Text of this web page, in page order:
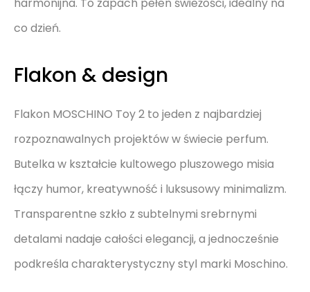
co dzień.
Flakon & design
Flakon MOSCHINO Toy 2 to jeden z najbardziej
rozpoznawalnych projektów w świecie perfum.
Butelka w kształcie kultowego pluszowego misia
łączy humor, kreatywność i luksusowy minimalizm.
Transparentne szkło z subtelnymi srebrnymi
detalami nadaje całości elegancji, a jednocześnie
podkreśla charakterystyczny styl marki Moschino.